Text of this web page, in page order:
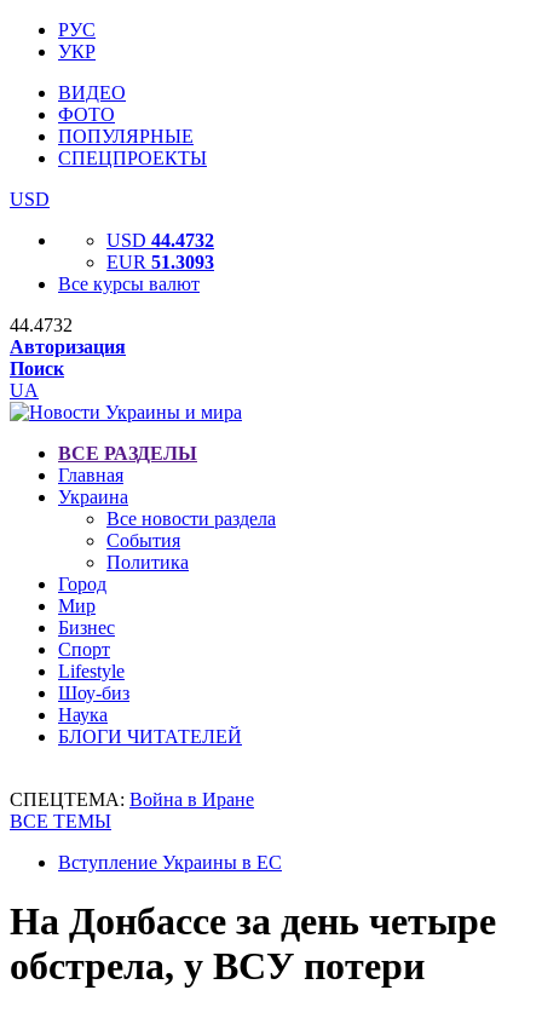
РУС
УКР
ВИДЕО
ФОТО
ПОПУЛЯРНЫЕ
СПЕЦПРОЕКТЫ
USD
USD 44.4732
EUR 51.3093
Все курсы валют
44.4732
Авторизация
Поиск
UA
ВСЕ РАЗДЕЛЫ
Главная
Украина
Все новости раздела
События
Политика
Город
Мир
Бизнес
Спорт
Lifestyle
Шоу-биз
Наука
БЛОГИ ЧИТАТЕЛЕЙ
СПЕЦТЕМА: Война в Иране
ВСЕ ТЕМЫ
Вступление Украины в ЕС
На Донбассе за день четыре
обстрела, у ВСУ потери